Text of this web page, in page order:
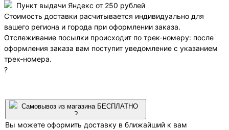
Пункт выдачи Яндекс от 250 рублей
Стоимость доставки расчитывается индивидуально для
вашего региона и города при оформлении заказа.
Отслеживание посылки происходит по трек-номеру: после
оформления заказа вам поступит уведомление с указанием
трек-номера.
?
Самовывоз из магазина БЕСПЛАТНО
?
Вы можете оформить доставку в ближайший к вам